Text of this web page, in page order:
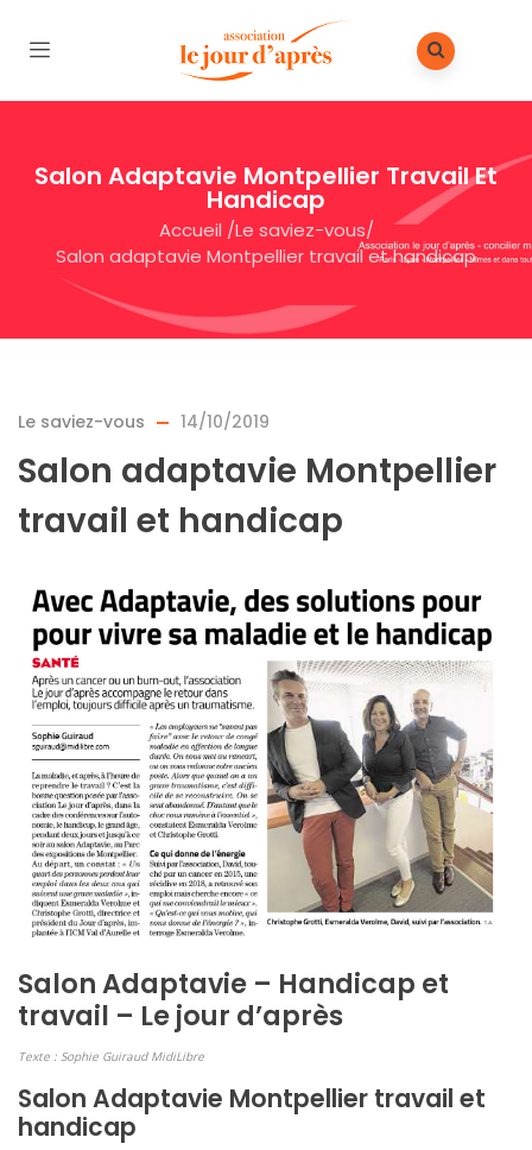
Salon Adaptavie Montpellier Travail Et
Handicap
Accueil /Le saviez-vous/
Salon adaptavie Montpellier travail et handicap
Le saviez-vous 14/10/2019
Salon adaptavie Montpellier
travail et handicap
Salon Adaptavie – Handicap et
travail – Le jour d’après
Texte : Sophie Guiraud MidiLibre
Salon Adaptavie Montpellier travail et
handicap